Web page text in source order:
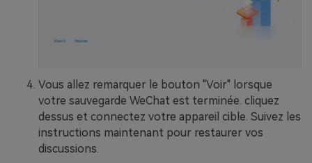
Vous allez remarquer le bouton "Voir" lorsque
votre sauvegarde WeChat est terminée. cliquez
dessus et connectez votre appareil cible. Suivez les
instructions maintenant pour restaurer vos
discussions.